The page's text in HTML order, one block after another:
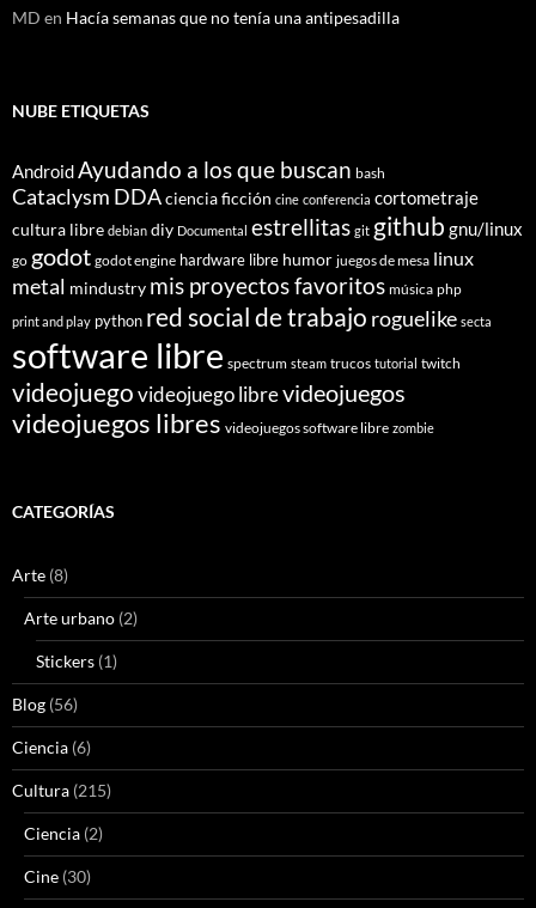
MD en Hacía semanas que no tenía una antipesadilla
NUBE ETIQUETAS
AndroidAyudando a los que buscan bash
Cataclysm DDAciencia ficción cine conferencia cortometraje
cultura libre debian diy Documental estrellitas git github gnu/linux
go godot godot engine hardware libre humor juegos de mesa linux
metal mindustry mis proyectos favoritos música php
print and play python red social de trabajo roguelike secta
software libre spectrum steam trucos tutorial twitch
videojuegovideojuego librevideojuegos
videojuegos libres videojuegos software libre zombie
CATEGORÍAS
Arte (8)
Arte urbano (2)
Stickers (1)
Blog (56)
Ciencia (6)
Cultura (215)
Ciencia (2)
Cine (30)